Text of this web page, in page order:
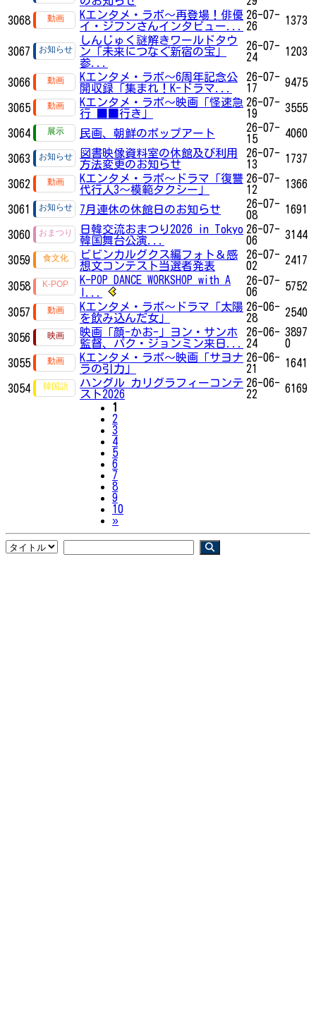
3068
Kエンタメ・ラボ～再登場！俳優
イ・ジフンさんインタビュー...
26-07-
26
1373
3067
しんじゅく謎解きワールドタウ
ン「未来につなぐ新宿の宝」
参...
26-07-
24
1203
3066
Kエンタメ・ラボ～6周年記念公
開収録「集まれ！K-ドラマ...
26-07-
17
9475
3065
Kエンタメ・ラボ～映画「怪速急
行 ■■行き」
26-07-
19
3555
3064 民画、朝鮮のポップアート
26-07-
15
4060
3063
図書映像資料室の休館及び利用
方法変更のお知らせ
26-07-
13
1737
3062
Kエンタメ・ラボ～ドラマ「復讐
代行人3～模範タクシー」
26-07-
12
1366
3061 7月連休の休館日のお知らせ
26-07-
08
1691
3060
日韓交流おまつり2026 in Tokyo
韓国舞台公演...
26-07-
06
3144
3059
ビビンカルグクス編フォト＆感
想文コンテスト当選者発表
26-07-
02
2417
3058
K-POP DANCE WORKSHOP with A
26-07-
06
5752
3057
Kエンタメ・ラボ～ドラマ「太陽
を飲み込んだ女」
26-06-
28
2540
3056
映画「顔-かお-」ヨン・サンホ
監督、パク・ジョンミン来日...
26-06-
24
3897
0
3055
Kエンタメ・ラボ～映画「サヨナ
ラの引力」
26-06-
21
1641
3054
ハングル カリグラフィーコンテ
スト2026
26-06-
22
6169
1
2
3
4
5
6
7
8
9
10
»Next